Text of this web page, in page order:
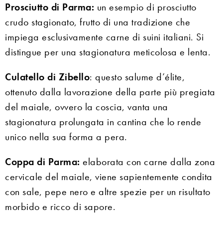
Prosciutto di Parma: un esempio di prosciutto
crudo stagionato, frutto di una tradizione che
impiega esclusivamente carne di suini italiani. Si
distingue per una stagionatura meticolosa e lenta.
Culatello di Zibello: questo salume d’élite,
ottenuto dalla lavorazione della parte più pregiata
del maiale, ovvero la coscia, vanta una
stagionatura prolungata in cantina che lo rende
unico nella sua forma a pera.
Coppa di Parma: elaborata con carne dalla zona
cervicale del maiale, viene sapientemente condita
con sale, pepe nero e altre spezie per un risultato
morbido e ricco di sapore.